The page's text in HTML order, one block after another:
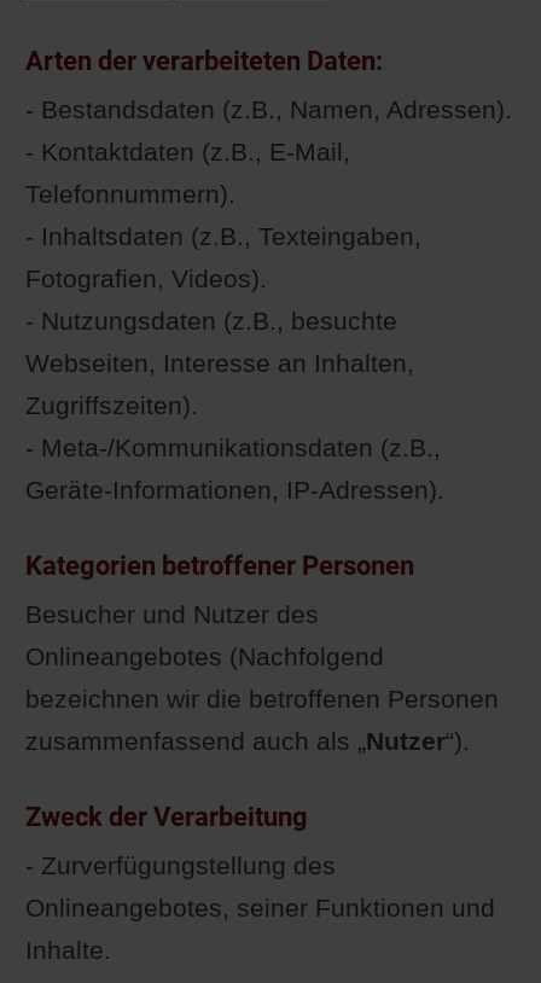
Arten der verarbeiteten Daten:
- Bestandsdaten (z.B., Namen, Adressen).
- Kontaktdaten (z.B., E-Mail,
Telefonnummern).
- Inhaltsdaten (z.B., Texteingaben,
Fotografien, Videos).
- Nutzungsdaten (z.B., besuchte
Webseiten, Interesse an Inhalten,
Zugriffszeiten).
- Meta-/Kommunikationsdaten (z.B.,
Geräte-Informationen, IP-Adressen).
Kategorien betroffener Personen
Besucher und Nutzer des
Onlineangebotes (Nachfolgend
bezeichnen wir die betroffenen Personen
zusammenfassend auch als „Nutzer“).
Zweck der Verarbeitung
- Zurverfügungstellung des
Onlineangebotes, seiner Funktionen und
Inhalte.